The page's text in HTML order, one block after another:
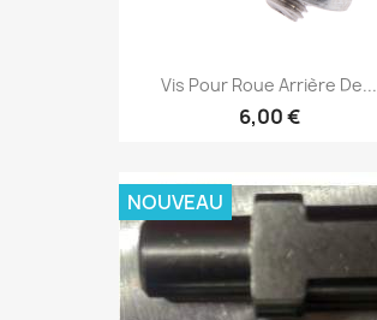
Vis Pour Roue Arrière De...
6,00 €
NOUVEAU